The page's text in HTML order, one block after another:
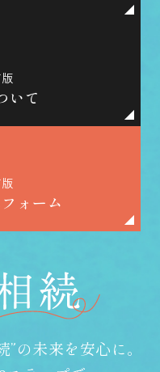
いて
ォーム
”の未来を安心に。